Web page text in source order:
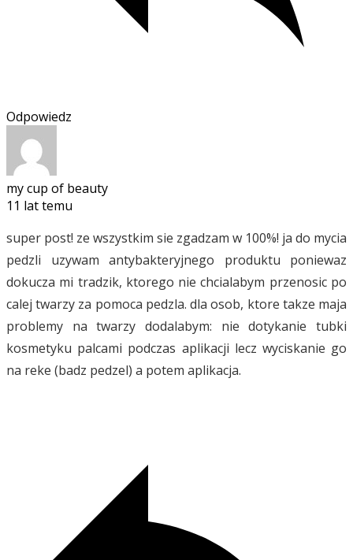
Odpowiedz
my cup of beauty
11 lat temu
super post! ze wszystkim sie zgadzam w 100%! ja do mycia
pedzli uzywam antybakteryjnego produktu poniewaz
dokucza mi tradzik, ktorego nie chcialabym przenosic po
calej twarzy za pomoca pedzla. dla osob, ktore takze maja
problemy na twarzy dodalabym: nie dotykanie tubki
kosmetyku palcami podczas aplikacji lecz wyciskanie go
na reke (badz pedzel) a potem aplikacja.